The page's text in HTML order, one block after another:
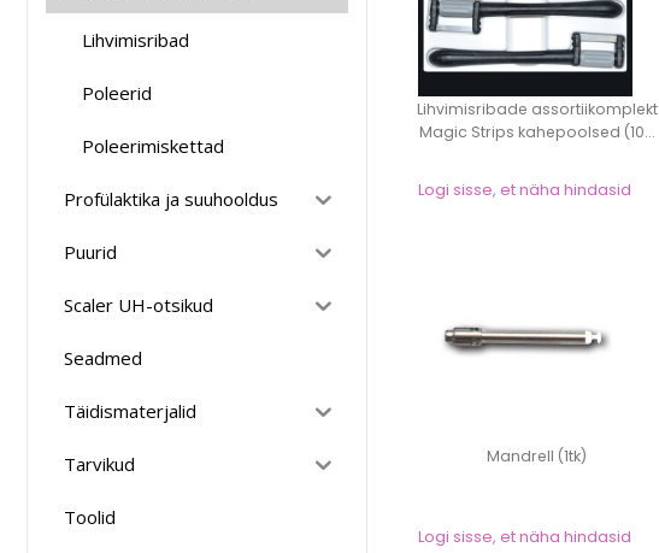
Lihvimisribad
Poleerid
Poleerimiskettad
Profülaktika ja suuhooldus
Puurid
Scaler UH-otsikud
Seadmed
Täidismaterjalid
Tarvikud
Toolid
Lihvimisribade assortiikomplekt
Magic Strips kahepoolsed (10...
Logi sisse, et näha hindasid
Mandrell (1tk)
Logi sisse, et näha hindasid